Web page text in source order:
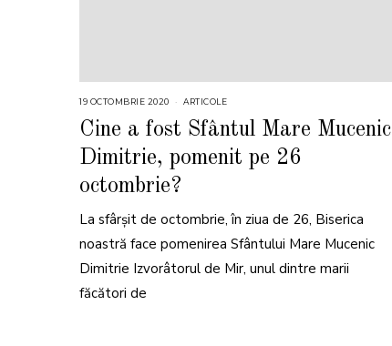
19 OCTOMBRIE 2020
O
C
O
M
B
R
2
2
ARTICOLE
Cine a fost Sfântul Mare Mucenic
Dimitrie, pomenit pe 26
octombrie?
La sfârșit de octombrie, în ziua de 26, Biserica
noastră face pomenirea Sfântului Mare Mucenic
Dimitrie Izvorâtorul de Mir, unul dintre marii
făcători de